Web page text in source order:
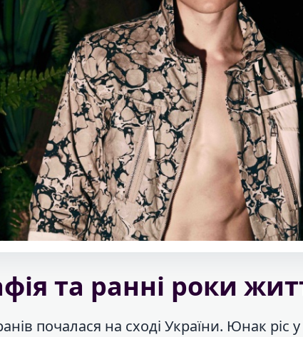
та ранні роки
почалася на сході України. Юнак ріс